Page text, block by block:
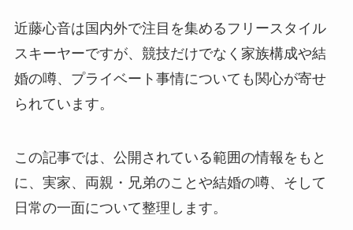
近藤心音は国内外で注目を集めるフリースタイル
スキーヤーですが、競技だけでなく家族構成や結
婚の噂、プライベート事情についても関心が寄せ
られています。
この記事では、公開されている範囲の情報をもと
に、実家、両親・兄弟のことや結婚の噂、そして
日常の一面について整理します。